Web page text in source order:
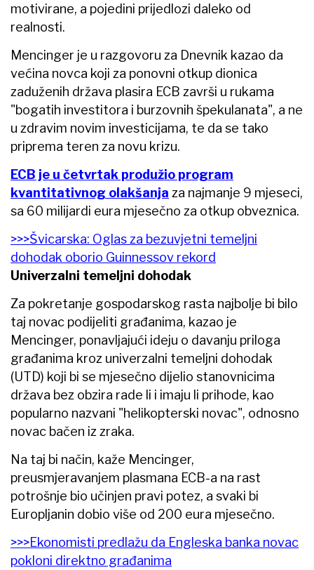
motivirane, a pojedini prijedlozi daleko od
realnosti.
Mencinger je u razgovoru za Dnevnik kazao da
većina novca koji za ponovni otkup dionica
zaduženih država plasira ECB završi u rukama
"bogatih investitora i burzovnih špekulanata", a ne
u zdravim novim investicijama, te da se tako
priprema teren za novu krizu.
ECB je u četvrtak produžio program
kvantitativnog olakšanja za najmanje 9 mjeseci,
sa 60 milijardi eura mjesečno za otkup obveznica.
>>>Švicarska: Oglas za bezuvjetni temeljni
dohodak oborio Guinnessov rekord
Univerzalni temeljni dohodak
Za pokretanje gospodarskog rasta najbolje bi bilo
taj novac podijeliti građanima, kazao je
Mencinger, ponavljajući ideju o davanju priloga
građanima kroz univerzalni temeljni dohodak
(UTD) koji bi se mjesečno dijelio stanovnicima
država bez obzira rade li i imaju li prihode, kao
popularno nazvani "helikopterski novac", odnosno
novac bačen iz zraka.
Na taj bi način, kaže Mencinger,
preusmjeravanjem plasmana ECB-a na rast
potrošnje bio učinjen pravi potez, a svaki bi
Europljanin dobio više od 200 eura mjesečno.
>>>Ekonomisti predlažu da Engleska banka novac
pokloni direktno građanima